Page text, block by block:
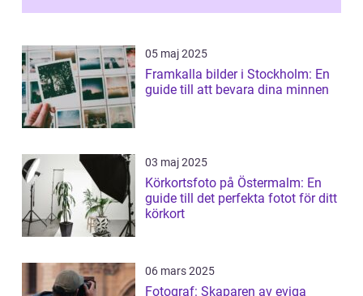
05 maj 2025
Framkalla bilder i Stockholm: En
guide till att bevara dina minnen
03 maj 2025
Körkortsfoto på Östermalm: En
guide till det perfekta fotot för ditt
körkort
06 mars 2025
Fotograf: Skaparen av eviga